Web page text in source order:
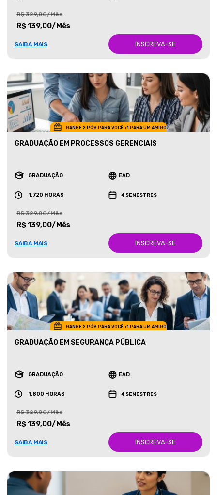
R$ 329,00/Mês
R$ 139,00/Mês
SAIBA MAIS INSCREVA-SE
GANHE 2 PÓS PARA VOCÊ +1 PARA UM AMIGO
GRADUAÇÃO EM PROCESSOS GERENCIAIS
GRADUAÇÃO EAD
1.720 HORAS 4 SEMESTRES
R$ 329,00/Mês
R$ 139,00/Mês
SAIBA MAIS INSCREVA-SE
GANHE 2 PÓS PARA VOCÊ +1 PARA UM AMIGO
GRADUAÇÃO EM SEGURANÇA PÚBLICA
GRADUAÇÃO EAD
1.800 HORAS 4 SEMESTRES
R$ 329,00/Mês
R$ 139,00/Mês
SAIBA MAIS INSCREVA-SE